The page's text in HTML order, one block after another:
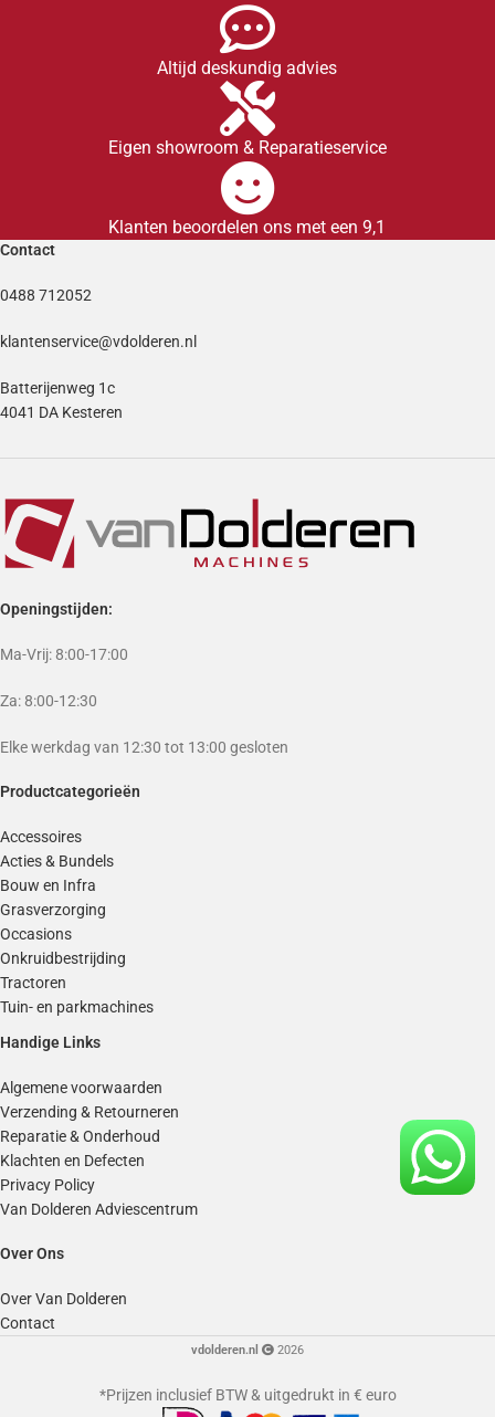
Altijd deskundig advies
Eigen showroom & Reparatieservice
Klanten beoordelen ons met een 9,1
Contact
0488 712052
klantenservice@vdolderen.nl
Batterijenweg 1c
4041 DA Kesteren
Openingstijden:
Ma-Vrij: 8:00-17:00
Za: 8:00-12:30
Elke werkdag van 12:30 tot 13:00 gesloten
Productcategorieën
Accessoires
Acties & Bundels
Bouw en Infra
Grasverzorging
Occasions
Onkruidbestrijding
Tractoren
Tuin- en parkmachines
Handige Links
Algemene voorwaarden
Verzending & Retourneren
Reparatie & Onderhoud
Klachten en Defecten
Privacy Policy
Van Dolderen Adviescentrum
Over Ons
Over Van Dolderen
Contact
vdolderen.nl 2026
*Prijzen inclusief BTW & uitgedrukt in € euro